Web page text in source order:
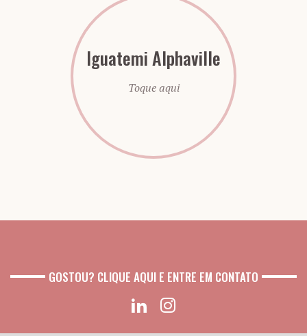
Iguatemi Alphaville
Toque aqui
GOSTOU? CLIQUE AQUI E ENTRE EM CONTATO